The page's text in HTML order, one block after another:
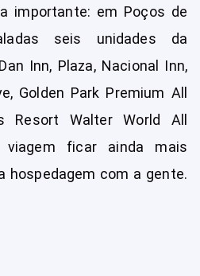
importante: em Poços de
seis unidades da
Inn, Plaza, Nacional Inn,
Golden Park Premium All
Resort Walter World All
viagem ficar ainda mais
hospedagem com a gente.